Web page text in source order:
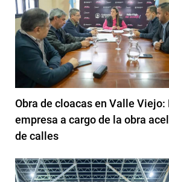
Obra de cloacas en Valle Viejo:
empresa a cargo de la obra
de calles